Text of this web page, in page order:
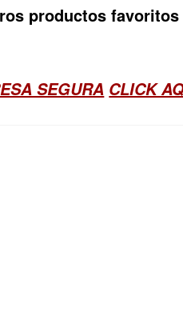
productos
SEGURA CLICK